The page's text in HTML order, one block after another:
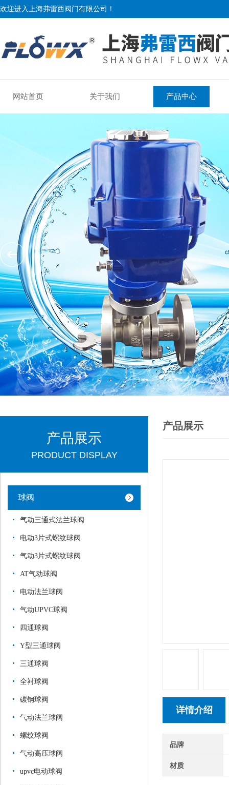
欢迎进入上海弗雷西阀门有限公司！
网站首页 关于我们 产品中心
产品展示
详情介绍
品牌
材质
产品展示
PRODUCT DISPLAY
球阀
气动三通式法兰球阀
电动3片式螺纹球阀
气动3片式螺纹球阀
AT气动球阀
电动法兰球阀
气动UPVC球阀
四通球阀
Y型三通球阀
三通球阀
全衬球阀
碳钢球阀
气动法兰球阀
螺纹球阀
气动高压球阀
upvc电动球阀